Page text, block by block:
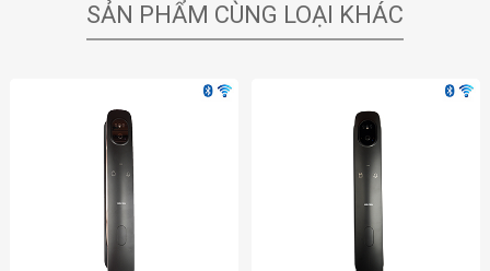
SẢN PHẨM CÙNG LOẠI KHÁC